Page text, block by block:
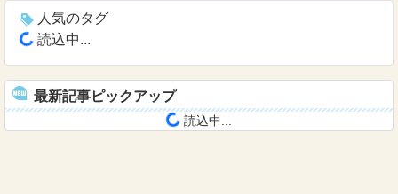
人気のタグ
読込中...
最新記事ピックアップ
読込中...